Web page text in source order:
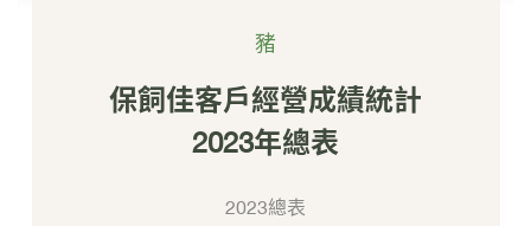
豬
保飼佳客戶經營成績統計
2023年總表
2023總表